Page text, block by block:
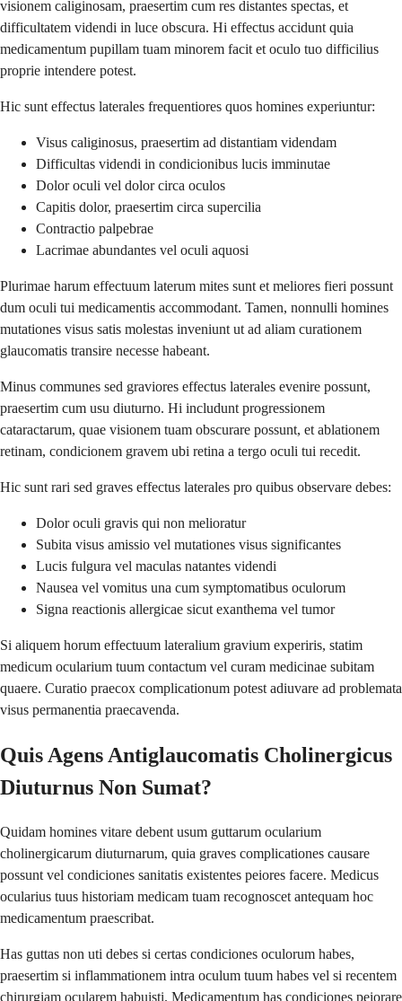
visionem caliginosam, praesertim cum res distantes spectas, et
difficultatem videndi in luce obscura. Hi effectus accidunt quia
medicamentum pupillam tuam minorem facit et oculo tuo difficilius
proprie intendere potest.
Hic sunt effectus laterales frequentiores quos homines experiuntur:
Visus caliginosus, praesertim ad distantiam videndam
Difficultas videndi in condicionibus lucis imminutae
Dolor oculi vel dolor circa oculos
Capitis dolor, praesertim circa supercilia
Contractio palpebrae
Lacrimae abundantes vel oculi aquosi
Plurimae harum effectuum laterum mites sunt et meliores fieri possunt
dum oculi tui medicamentis accommodant. Tamen, nonnulli homines
mutationes visus satis molestas inveniunt ut ad aliam curationem
glaucomatis transire necesse habeant.
Minus communes sed graviores effectus laterales evenire possunt,
praesertim cum usu diuturno. Hi includunt progressionem
cataractarum, quae visionem tuam obscurare possunt, et ablationem
retinam, condicionem gravem ubi retina a tergo oculi tui recedit.
Hic sunt rari sed graves effectus laterales pro quibus observare debes:
Dolor oculi gravis qui non melioratur
Subita visus amissio vel mutationes visus significantes
Lucis fulgura vel maculas natantes videndi
Nausea vel vomitus una cum symptomatibus oculorum
Signa reactionis allergicae sicut exanthema vel tumor
Si aliquem horum effectuum lateralium gravium experiris, statim
medicum ocularium tuum contactum vel curam medicinae subitam
quaere. Curatio praecox complicationum potest adiuvare ad problemata
visus permanentia praecavenda.
Quis Agens Antiglaucomatis Cholinergicus
Diuturnus Non Sumat?
Quidam homines vitare debent usum guttarum ocularium
cholinergicarum diuturnarum, quia graves complicationes causare
possunt vel condiciones sanitatis existentes peiores facere. Medicus
ocularius tuus historiam medicam tuam recognoscet antequam hoc
medicamentum praescribat.
Has guttas non uti debes si certas condiciones oculorum habes,
praesertim si inflammationem intra oculum tuum habes vel si recentem
chirurgiam ocularem habuisti. Medicamentum has condiciones peiorare